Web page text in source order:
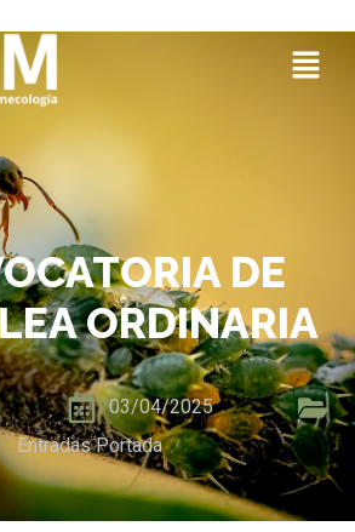
DE
ORDINARIA
03/04/2025
Entradas Portada